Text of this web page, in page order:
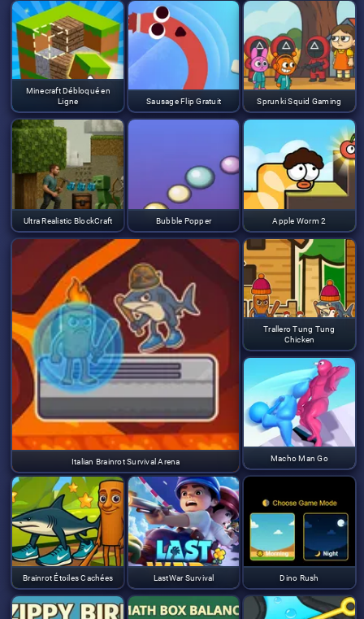
Minecraft Débloqué en
Ligne
Sausage Flip Gratuit Sprunki Squid Gaming
Ultra Realistic BlockCraft Bubble Popper Apple Worm 2
Italian Brainrot Survival Arena
Trallero Tung Tung
Chicken
Macho Man Go
Brainrot Étoiles Cachées LastWar Survival Dino Rush